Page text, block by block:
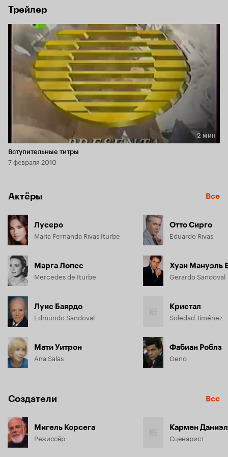
Трейлер
Длительность 2 мин
2 мин
Вступительные титры
7 февраля 2010
Актёры Все
Лусеро
María Fernanda Rivas Iturbe
Марга Лопес
Mercedes de Iturbe
Луис Баярдо
Edmundo Sandoval
Мати Уитрон
Ana Salas
Отто Сирго
Eduardo Rivas
Хуан Мануэль
Gerardo Sandoval
Кристал
Soledad Jiménez
Фабиан Роблз
Geno
Создатели Все
Мигель Корсега
Режиссёр
Кармен
Сценарист